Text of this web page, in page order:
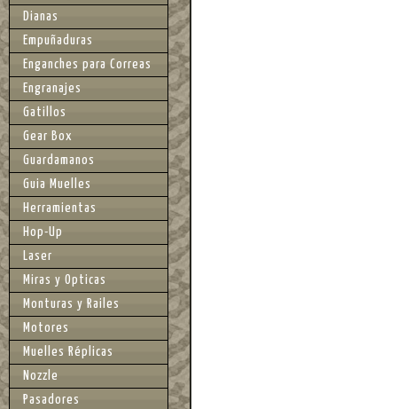
Dianas
Empuñaduras
Enganches para Correas
Engranajes
Gatillos
Gear Box
Guardamanos
Guia Muelles
Herramientas
Hop-Up
Laser
Miras y Opticas
Monturas y Railes
Motores
Muelles Réplicas
Nozzle
Pasadores